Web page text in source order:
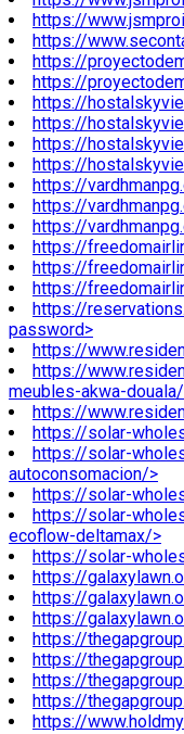
https://
https://
https://
https://
https://
https://
https://
https://
https://
https://
https://
https://
https://
https://
https://
password>
https://
https://
meubles-akwa-
https://
https://solar-
https://solar-
autoconsomacion/>
https://solar-
https://solar-
ecoflow-deltamax/>
https://solar-
https://
https://
https://
https://
https://
https://
https://
https://